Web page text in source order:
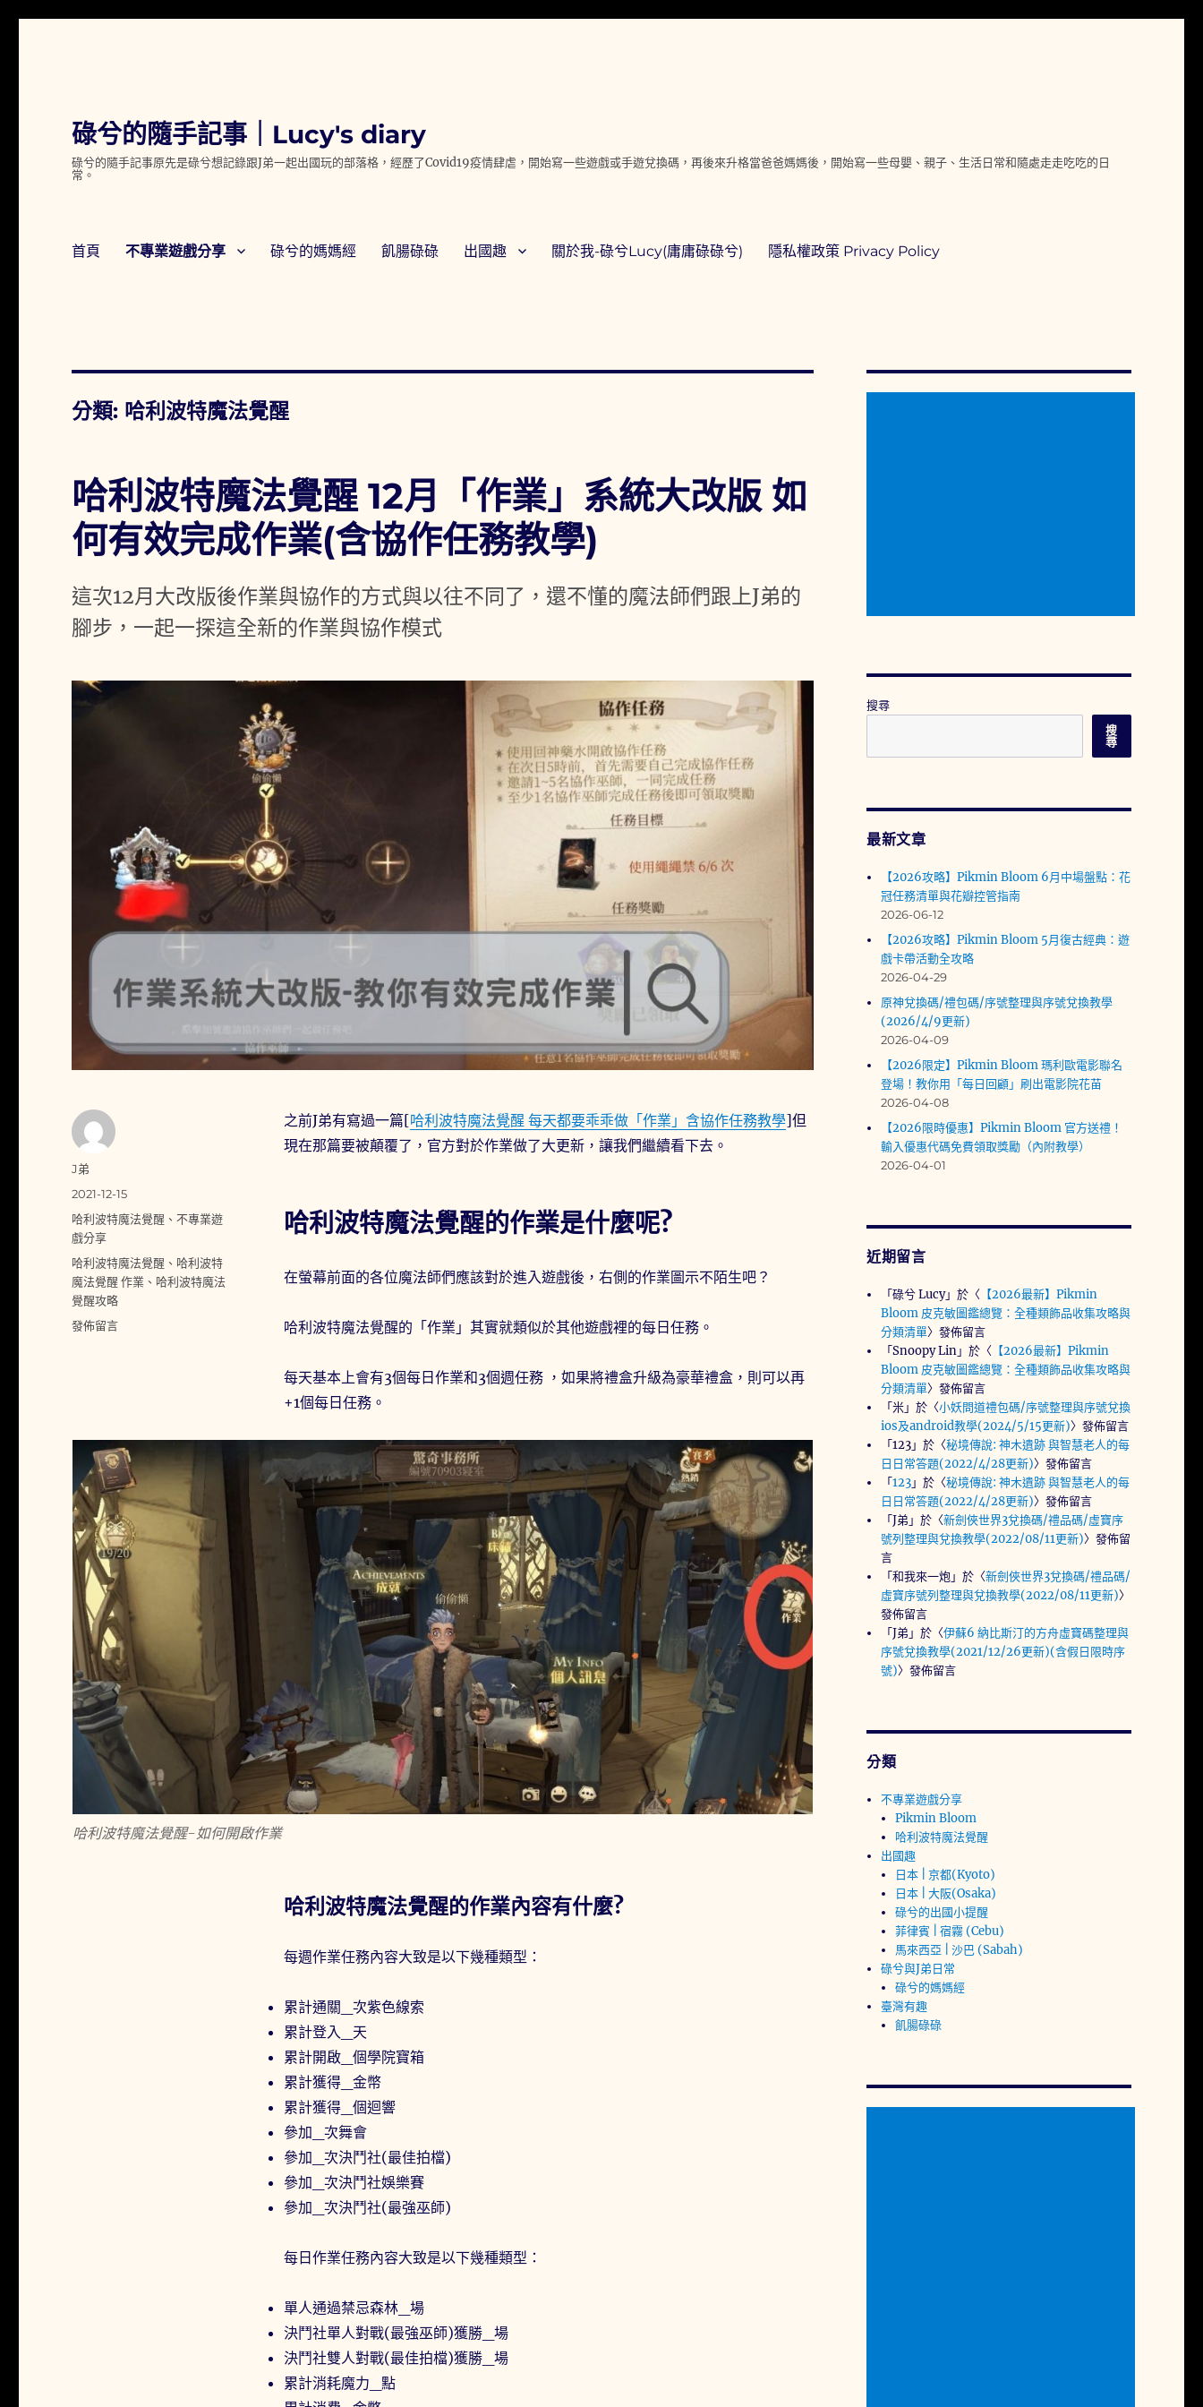
碌兮的隨手記事｜Lucy's diary
碌兮的隨手記事原先是碌兮想記錄跟J弟一起出國玩的部落格，經歷了Covid19疫情肆虐，開始寫一些遊戲或手遊兌換碼，再後來升格當爸爸媽媽後，開始寫一些母嬰、親子、生活日常和隨處走走吃吃的日
常。
首頁 不專業遊戲分享 碌兮的媽媽經 飢腸碌碌 出國趣 關於我-碌兮Lucy(庸庸碌碌兮) 隱私權政策 Privacy Policy
分類: 哈利波特魔法覺醒
哈利波特魔法覺醒 12月「作業」系統大改版 如
何有效完成作業(含協作任務教學)
這次12月大改版後作業與協作的方式與以往不同了，還不懂的魔法師們跟上J弟的
腳步，一起一探這全新的作業與協作模式
之前J弟有寫過一篇[哈利波特魔法覺醒 每天都要乖乖做「作業」含協作任務教學]但
現在那篇要被顛覆了，官方對於作業做了大更新，讓我們繼續看下去。
哈利波特魔法覺醒的作業是什麼呢?
在螢幕前面的各位魔法師們應該對於進入遊戲後，右側的作業圖示不陌生吧？
哈利波特魔法覺醒的「作業」其實就類似於其他遊戲裡的每日任務。
每天基本上會有3個每日作業和3個週任務 ，如果將禮盒升級為豪華禮盒，則可以再
+1個每日任務。
哈利波特魔法覺醒-如何開啟作業
哈利波特魔法覺醒的作業內容有什麼?
每週作業任務內容大致是以下幾種類型：
累計通關_次紫色線索
累計登入_天
累計開啟_個學院寶箱
累計獲得_金幣
累計獲得_個迴響
參加_次舞會
參加_次決鬥社(最佳拍檔)
參加_次決鬥社娛樂賽
參加_次決鬥社(最強巫師)
每日作業任務內容大致是以下幾種類型：
單人通過禁忌森林_場
決鬥社單人對戰(最強巫師)獲勝_場
決鬥社雙人對戰(最佳拍檔)獲勝_場
累計消耗魔力_點
作
者
J弟
發
佈
日
2021-12-15
分
類
哈利波特魔法覺醒 、不專業遊
戲分享
標
籤
哈利波特魔法覺醒 、 哈利波特
魔法覺醒 作業 、 哈利波特魔法
覺醒攻略
在
法
12
月
「作
業」
系
統
大
改
版
如
何
有
效
完
(含
協
發佈留言
搜尋
搜
尋
最新文章
【2026攻略】Pikmin Bloom 6月中場盤點：花
冠任務清單與花瓣控管指南
2026-06-12
【2026攻略】Pikmin Bloom 5月復古經典：遊
戲卡帶活動全攻略
2026-04-29
原神兌換碼/禮包碼/序號整理與序號兌換教學
(2026/4/9更新)
2026-04-09
【2026限定】Pikmin Bloom 瑪利歐電影聯名
登場！教你用「每日回顧」刷出電影院花苗
2026-04-08
【2026限時優惠】Pikmin Bloom 官方送禮！
輸入優惠代碼免費領取獎勵（內附教學）
2026-04-01
近期留言
「碌兮 Lucy」於〈 【2026最新】Pikmin
Bloom 皮克敏圖鑑總覽：全種類飾品收集攻略與
分類清單〉發佈留言
「Snoopy Lin」於〈 【2026最新】Pikmin
Bloom 皮克敏圖鑑總覽：全種類飾品收集攻略與
分類清單〉發佈留言
「米」於〈小妖問道禮包碼/序號整理與序號兌換
ios及android教學(2024/5/15更新)〉發佈留言
「123」於〈秘境傳說: 神木遺跡 與智慧老人的每
日日常答題(2022/4/28更新)〉發佈留言
「123」於〈秘境傳說: 神木遺跡 與智慧老人的每
日日常答題(2022/4/28更新)〉發佈留言
「J弟 」於〈新劍俠世界3兌換碼/禮品碼/虛寶序
號列整理與兌換教學(2022/08/11更新)〉發佈留
言
「和我來一炮」於〈新劍俠世界3兌換碼/禮品碼/
虛寶序號列整理與兌換教學(2022/08/11更新)〉
發佈留言
「J弟 」於〈伊蘇6 納比斯汀的方舟虛寶碼整理與
序號兌換教學(2021/12/26更新)(含假日限時序
號)〉發佈留言
分類
不專業遊戲分享
Pikmin Bloom
哈利波特魔法覺醒
出國趣
日本 | 京都(Kyoto)
日本 | 大阪(Osaka)
碌兮的出國小提醒
菲律賓 | 宿霧 (Cebu)
馬來西亞 | 沙巴 (Sabah)
碌兮與J弟日常
碌兮的媽媽經
臺灣有趣
飢腸碌碌